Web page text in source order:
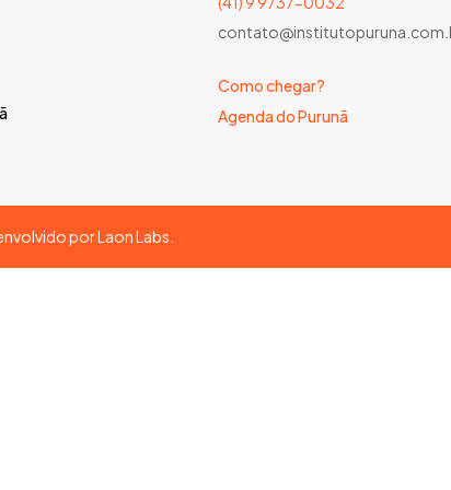
Como chegar?
Agenda do Purunã
porLaon Labs